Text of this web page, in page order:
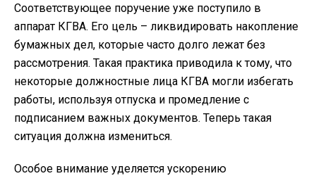
Соответствующее поручение уже поступило в
аппарат КГВА. Его цель – ликвидировать накопление
бумажных дел, которые часто долго лежат без
рассмотрения. Такая практика приводила к тому, что
некоторые должностные лица КГВА могли избегать
работы, используя отпуска и промедление с
подписанием важных документов. Теперь такая
ситуация должна измениться.
Особое внимание уделяется ускорению